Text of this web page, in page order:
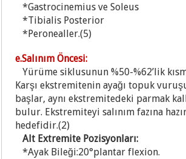
*Gastrocinemius ve Soleus
*Tibialis Posterior
*Peronealler.(5)
e.Salınım Öncesi:
Yürüme siklusunun %50-%62’lik
Karşı ekstremitenin ayağı topuk
başlar, aynı ekstremitedeki parmak
bulur. Ekstremiteyi salınım fazına
hedefidir.(2)
Alt Extremite Pozisyonları:
*Ayak Bileği:20°plantar flexion.